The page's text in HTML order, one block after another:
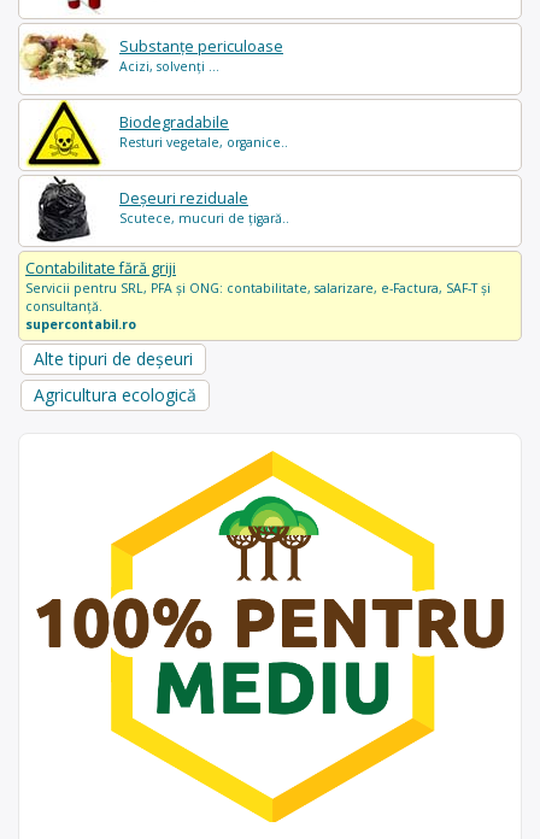
Substanțe periculoase
Acizi, solvenți ...
Biodegradabile
Resturi vegetale, organice..
Deșeuri reziduale
Scutece, mucuri de țigară..
Contabilitate fără griji
Servicii pentru SRL, PFA și ONG: contabilitate, salarizare, e-Factura, SAF-T și
consultanță.
supercontabil.ro
Alte tipuri de deșeuri
Agricultura ecologică